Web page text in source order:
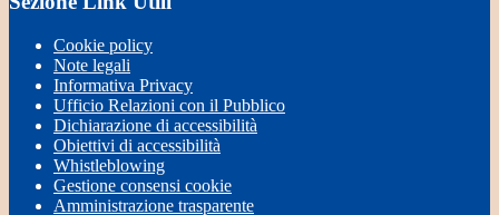
Cookie policy
Note legali
Informativa Privacy
Ufficio Relazioni con il Pubblico
Dichiarazione di accessibilità
Obiettivi di accessibilità
Whistleblowing
Gestione consensi cookie
Amministrazione trasparente